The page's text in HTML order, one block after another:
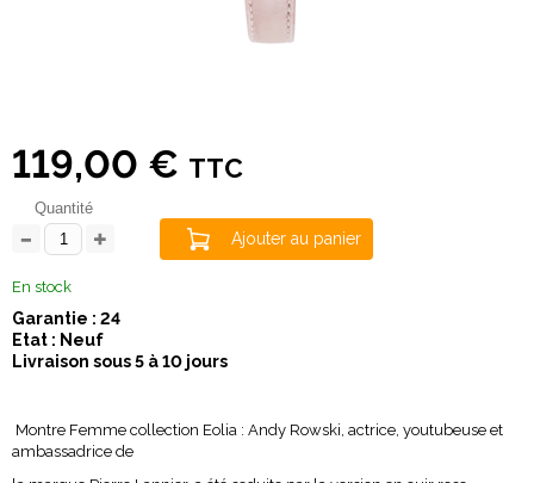
119,00 € TTC
Quantité
Ajouter au panier
En stock
Garantie : 24
Etat : Neuf
Livraison sous 5 à 10 jours
Montre Femme collection Eolia : Andy Rowski, actrice, youtubeuse et
ambassadrice de